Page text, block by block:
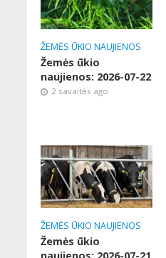
ŽEMĖS ŪKIO NAUJIENOS
Žemės ūkio
naujienos: 2026-07-22
2 savaitės ago
ŽEMĖS ŪKIO NAUJIENOS
Žemės ūkio
naujienos: 2026-07-21